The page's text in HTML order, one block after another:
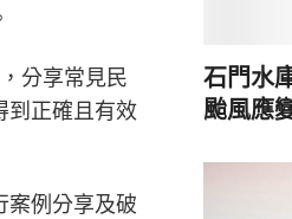
分享常見民
到正確且有效
案例分享及破
石門水
颱風應